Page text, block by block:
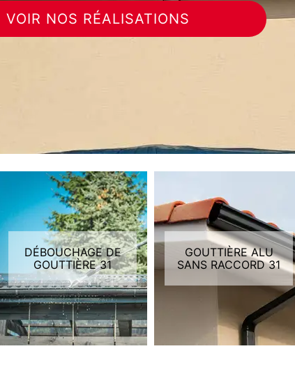
VOIR NOS RÉALISATIONS
DÉBOUCHAGE DE
GOUTTIÈRE 31
GOUTTIÈRE ALU
SANS RACCORD 31